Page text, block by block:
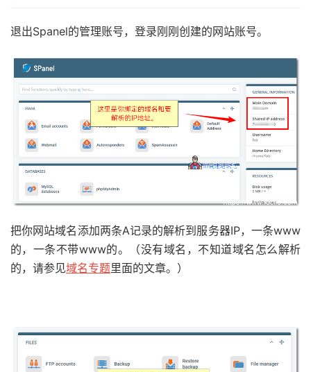
退出Spanel的管理账号，登录刚刚创建的网站账号。
把你网站域名添加两条A记录的解析到服务器IP，一条www
的，一条不带www的。（没有域名，不知道域名怎么解析
的，请参见域名专题里面的文章。）